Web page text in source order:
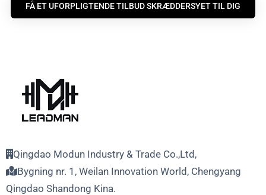
FÅ ET UFORPLIGTENDE TILBUD SKRÆDDERSYET TIL DIG
Qingdao Modun Industry & Trade Co.,Ltd,
Bygning nr. 1, Weilan Innovation World, Chengyang
Qingdao Shandong Kina.